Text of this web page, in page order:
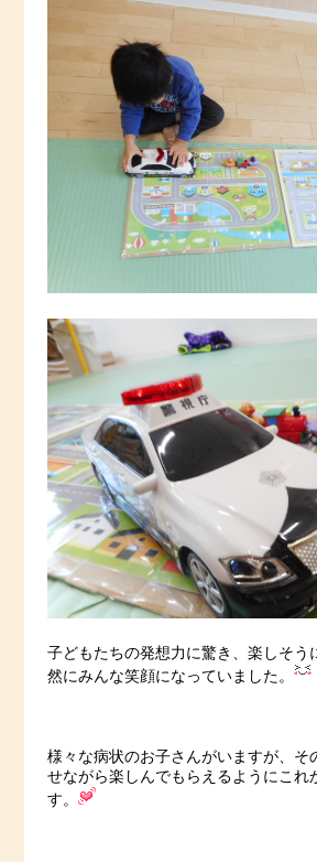
子どもたちの発想力に驚き、楽しそう
然にみんな笑顔になっていました。
様々な病状のお子さんがいますが、そ
せながら楽しんでもらえるようにこれ
す。